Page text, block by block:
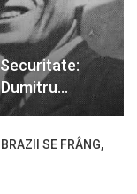
SE FRÂNG,